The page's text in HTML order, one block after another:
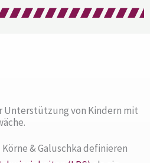
Unterstützung von Kindern mit
& Galuschka definieren